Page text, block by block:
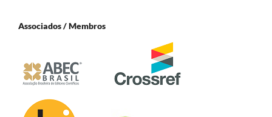
Associados / Membros